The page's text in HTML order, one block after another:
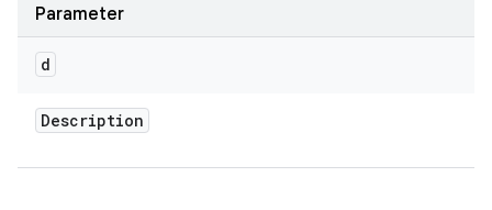
Parameter
d
Description